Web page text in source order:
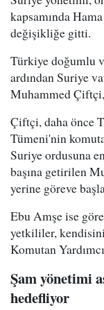
kapsamında
değişikliğe gitti.
Türkiye doğumlu
ardından Suriye
Muhammed
Çiftçi, daha önce
Tümeni'nin
Suriye ordusuna
başına getirilen
yerine göreve
Ebu Amşe ise
yetkililer,
Komutan
Şam yönetimi
hedefliyor